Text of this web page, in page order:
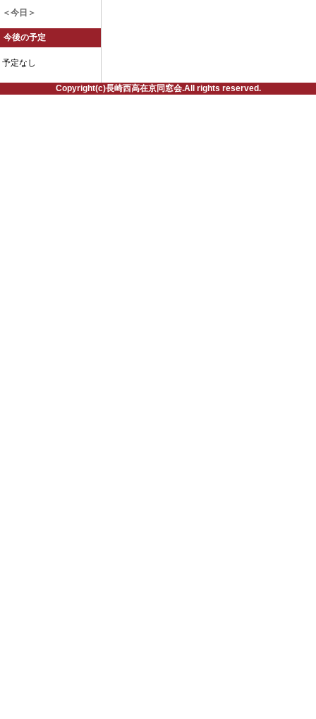
＜今日＞
今後の予定
予定なし
Copyright(c)長崎西高在京同窓会.All rights reserved.